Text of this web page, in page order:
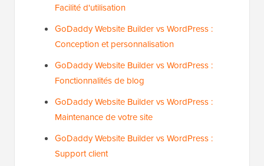
Facilité d'utilisation
GoDaddy Website Builder vs WordPress :
Conception et personnalisation
GoDaddy Website Builder vs WordPress :
Fonctionnalités de blog
GoDaddy Website Builder vs WordPress :
Maintenance de votre site
GoDaddy Website Builder vs WordPress :
Support client